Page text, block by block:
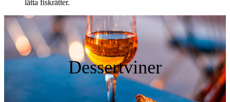
lätta fiskrätter.
Dessertviner